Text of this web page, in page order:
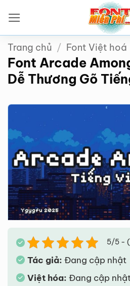
qua
nội
dung
Trang chủ / Font Việt hoá
Font Arcade
Dễ Thương Gõ
5/5 -
Tác giả: Đang cập nhật
Việt hóa: Đang cập